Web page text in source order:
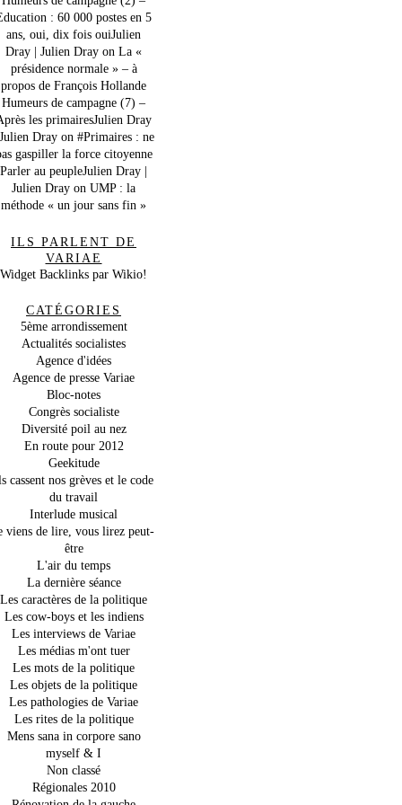
: 60 000 postes en 5
ans, oui, dix fois ouiJulien
Dray | Julien Dray on La «
présidence normale » – à
propos de François Hollande
Humeurs de campagne (7) –
les primairesJulien Dray
Dray on #Primaires : ne
gaspiller la force citoyenne
Parler au peupleJulien Dray |
Julien Dray on UMP : la
méthode « un jour sans fin »
ILS PARLENT DE
VARIAE
Widget Backlinks par Wikio!
CATÉGORIES
5ème arrondissement
Actualités socialistes
Agence d'idées
Agence de presse Variae
Bloc-notes
Congrès socialiste
Diversité poil au nez
En route pour 2012
Geekitude
cassent nos grèves et le code
du travail
Interlude musical
viens de lire, vous lirez peut-
être
L'air du temps
La dernière séance
Les caractères de la politique
Les cow-boys et les indiens
Les interviews de Variae
Les médias m'ont tuer
Les mots de la politique
Les objets de la politique
Les pathologies de Variae
Les rites de la politique
Mens sana in corpore sano
myself & I
Non classé
Régionales 2010